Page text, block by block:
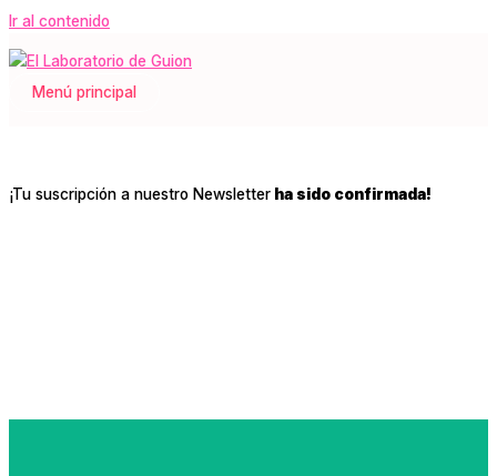
Ir al contenido
Menú principal
¡Tu suscripción a nuestro Newsletter ha sido confirmada!